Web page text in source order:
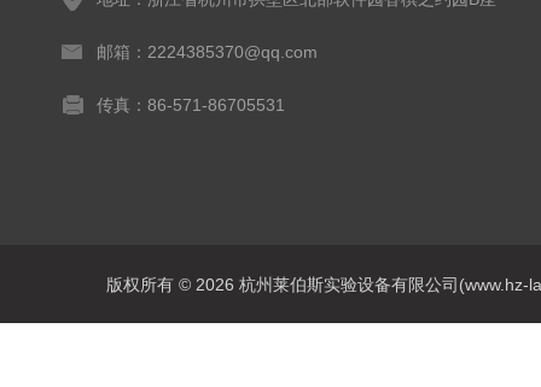
邮箱：2224385370@qq.com
传真：86-571-86705531
版权所有 © 2026 杭州莱伯斯实验设备有限公司